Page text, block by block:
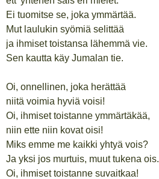
Ei tuomitse se, joka ymmärtää.
Mut laulukin syömiä selittää
ja ihmiset toistansa lähemmä vie.
Sen kautta käy Jumalan tie.
Oi, onnellinen, joka herättää
niitä voimia hyviä voisi!
Oi, ihmiset toistanne ymmärtäkää,
niin ette niin kovat oisi!
Miks emme me kaikki yhtyä vois?
Ja yksi jos murtuis, muut tukena ois.
Oi, ihmiset toistanne suvaitkaa!